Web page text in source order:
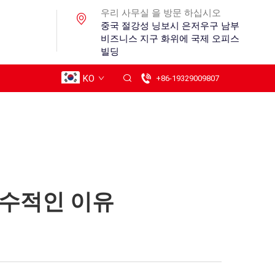
우리 사무실 을 방문 하십시오
중국 절강성 닝보시 은저우구 남부
비즈니스 지구 화위에 국제 오피스
빌딩
KO +86-19329009807
적인 이유